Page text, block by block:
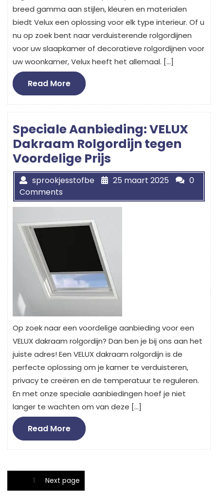
breed gamma aan stijlen, kleuren en materialen
biedt Velux een oplossing voor elk type interieur. Of u
nu op zoek bent naar verduisterende rolgordijnen
voor uw slaapkamer of decoratieve rolgordijnen voor
uw woonkamer, Velux heeft het allemaal. […]
Read MoreRead
More
Speciale Aanbieding: VELUX
Dakraam Rolgordijn tegen
Voordelige Prijs
sprookjesstofbe 25 maart 2025
0
Comments
Op zoek naar een voordelige aanbieding voor een
VELUX dakraam rolgordijn? Dan ben je bij ons aan het
juiste adres! Een VELUX dakraam rolgordijn is de
perfecte oplossing om je kamer te verduisteren,
privacy te creëren en de temperatuur te reguleren.
En met onze speciale aanbiedingen hoef je niet
langer te wachten om van deze […]
Read MoreRead
More
Berichten
1 Next page